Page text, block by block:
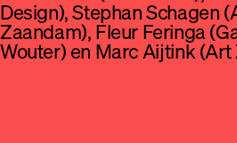
Design), Stephan Schagen
Zaandam), Fleur Feringa
Wouter) en Marc Aijtink